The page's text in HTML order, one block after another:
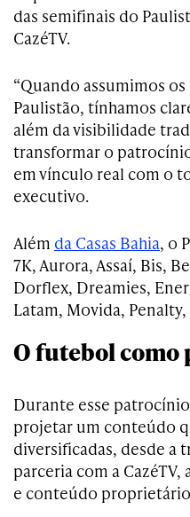
das semifinais do
CazéTV.
“Quando assumimos
Paulistão, tínhamos
além da visibilidade
transformar o
em vínculo real com o
executivo.
Além da Casas Bahia, o
7K, Aurora, Assaí, Bis,
Dorflex, Dreamies,
Latam, Movida,
O futebol como
Durante esse
projetar um conteúdo
diversificadas, desde a
parceria com a
e conteúdo